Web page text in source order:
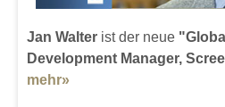
Jan Walter ist der neue
Development Manager,
mehr»